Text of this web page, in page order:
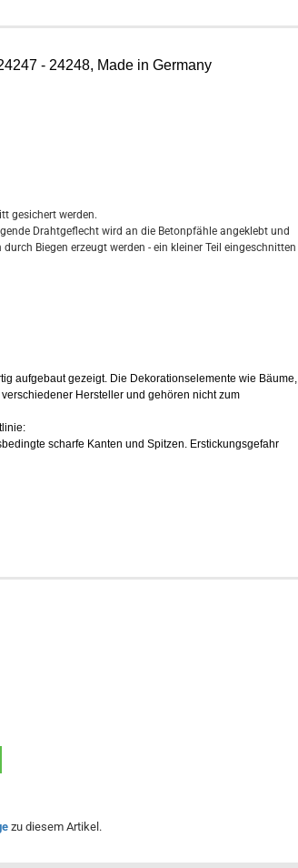
- 24248, Made in Germany
gesichert werden.
Drahtgeflecht wird an die Betonpfähle angeklebt und
Biegen erzeugt werden - ein kleiner Teil eingeschnitten
aufgebaut gezeigt. Die Dekorationselemente wie Bäume,
Hersteller und gehören nicht zum
scharfe Kanten und Spitzen. Erstickungsgefahr
zu diesem Artikel.